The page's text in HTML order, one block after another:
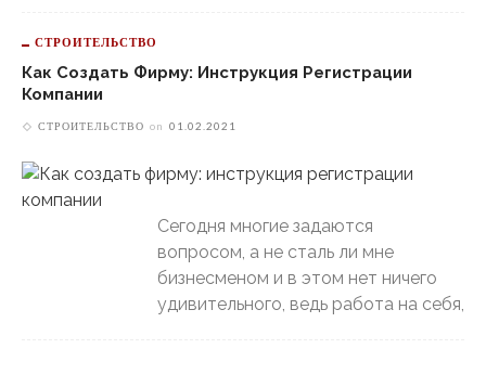
СТРОИТЕЛЬСТВО
Как Создать Фирму: Инструкция Регистрации
Компании
СТРОИТЕЛЬСТВО on 01.02.2021
Сегодня многие задаются
вопросом, а не сталь ли мне
бизнесменом и в этом нет ничего
удивительного, ведь работа на себя,